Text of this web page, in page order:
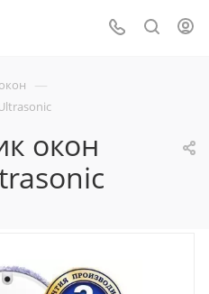
—
окон